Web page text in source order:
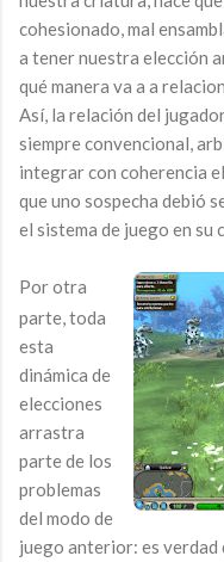
cohesionado, mal
a tener nuestra elección
qué manera va a a
Así, la relación del
siempre convencional,
integrar con coherencia
que uno sospecha debió
el sistema de juego en su
Por otra
parte, toda
esta
dinámica de
elecciones
arrastra
parte de los
problemas
del modo de
juego anterior: es verdad